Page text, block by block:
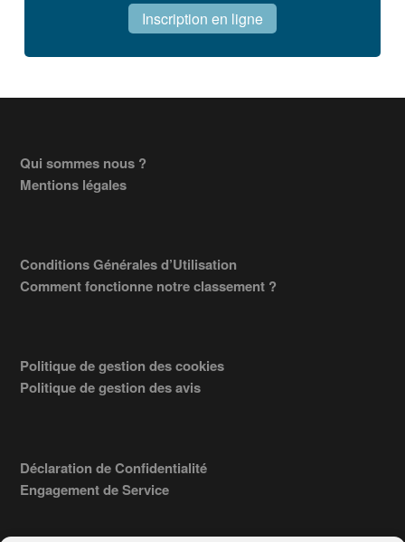
Inscription en ligne
Footer
Qui sommes nous ?
Mentions légales
Conditions Générales d’Utilisation
Comment fonctionne notre classement ?
Politique de gestion des cookies
Politique de gestion des avis
Déclaration de Confidentialité
Engagement de Service